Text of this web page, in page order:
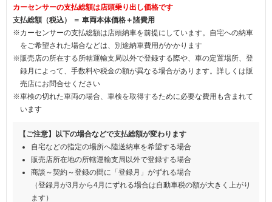
カーセンサーの支払総額は店頭乗り出し価格です
支払総額（税込） ＝ 車両本体価格＋諸費用
※カーセンサーの支払総額は店頭納車を前提にしています。自宅への納車
をご希望された場合などは、別途納車費用がかかります
※販売店の所在する所轄運輸支局以外で登録する際や、車の定置場所、登
録月によって、手数料や税金の額が異なる場合があります。詳しくは販
売店にお問合せください
※車検の切れた車両の場合、車検を取得するために必要な費用も含まれて
います
【ご注意】以下の場合などで支払総額が変わります
自宅などの指定の場所へ陸送納車を希望する場合
販売店所在地の所轄運輸支局以外で登録する場合
商談～契約～登録の間に「登録月」がずれる場合
（登録月が3月から4月にずれる場合は自動車税の額が大きく上がり
ます）